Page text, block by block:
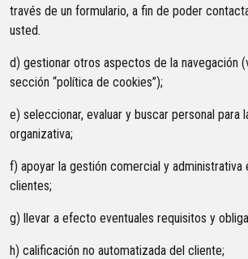
través de un formulario, a fin de poder
usted.
d) gestionar otros aspectos de la navegación
sección “política de cookies”);
e) seleccionar, evaluar y buscar personal para
organizativa;
f) apoyar la gestión comercial y administrativa
clientes;
g) llevar a efecto eventuales requisitos y
h) calificación no automatizada del cliente;